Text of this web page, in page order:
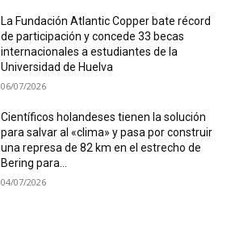
La Fundación Atlantic Copper bate récord
de participación y concede 33 becas
internacionales a estudiantes de la
Universidad de Huelva
06/07/2026
Científicos holandeses tienen la solución
para salvar al «clima» y pasa por construir
una represa de 82 km en el estrecho de
Bering para...
04/07/2026